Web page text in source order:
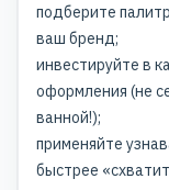
подберите
ваш бренд;
инвестируйте в
оформления (не
ванной!);
применяйте
быстрее